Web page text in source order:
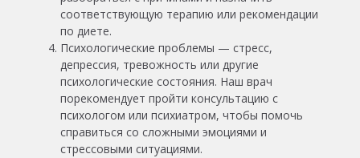
соответствующую терапию или рекомендации
по диете.
Психологические проблемы — стресс,
депрессия, тревожность или другие
психологические состояния. Наш врач
порекомендует пройти консультацию с
психологом или психиатром, чтобы помочь
справиться со сложными эмоциями и
стрессовыми ситуациями.